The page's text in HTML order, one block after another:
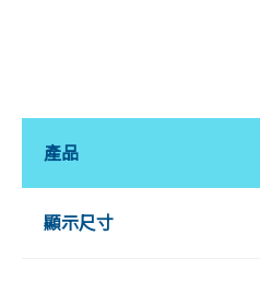
產品
顯示尺寸